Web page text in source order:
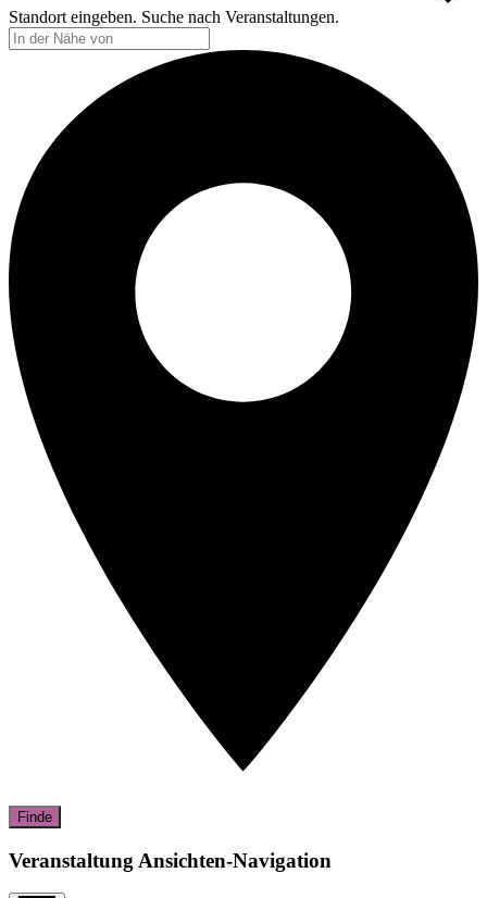
Standort eingeben. Suche nach Veranstaltungen.
Finde
Veranstaltung Ansichten-Navigation